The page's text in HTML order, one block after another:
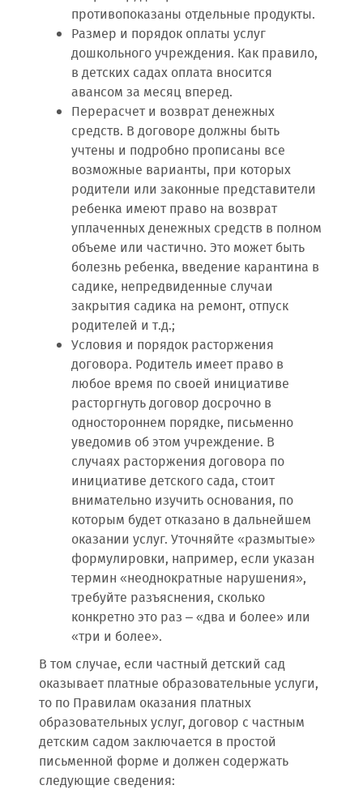
противопоказаны отдельные продукты.
Размер и порядок оплаты услуг
дошкольного учреждения. Как правило,
в детских садах оплата вносится
авансом за месяц вперед.
Перерасчет и возврат денежных
средств. В договоре должны быть
учтены и подробно прописаны все
возможные варианты, при которых
родители или законные представители
ребенка имеют право на возврат
уплаченных денежных средств в полном
объеме или частично. Это может быть
болезнь ребенка, введение карантина в
садике, непредвиденные случаи
закрытия садика на ремонт, отпуск
родителей и т.д.;
Условия и порядок расторжения
договора. Родитель имеет право в
любое время по своей инициативе
расторгнуть договор досрочно в
одностороннем порядке, письменно
уведомив об этом учреждение. В
случаях расторжения договора по
инициативе детского сада, стоит
внимательно изучить основания, по
которым будет отказано в дальнейшем
оказании услуг. Уточняйте «размытые»
формулировки, например, если указан
термин «неоднократные нарушения»,
требуйте разъяснения, сколько
конкретно это раз – «два и более» или
«три и более».
В том случае, если частный детский сад
оказывает платные образовательные услуги,
то по Правилам оказания платных
образовательных услуг, договор с частным
детским садом заключается в простой
письменной форме и должен содержать
следующие сведения: